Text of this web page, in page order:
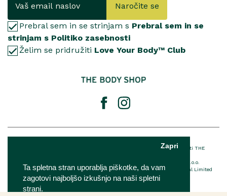
Ta spletna stran uporablja piškotke, da vam
zagotovi najboljšo izkušnjo na naši spletni
strani.
Zapri
Naročite se
Prebral sem in se strinjam s Prebral sem in se
strinjam s Politiko zasebnosti
Želim se pridružiti Love Your Body™ Club
® Registrirana blagovna znamka podjetja THE BODY SHOP LIMITED™ v lasti THE
The Body Shop franšiza je v lasti in upravljanju podjetja IQ Verde d.o.o.
Za podrobnosti o EU imenovani odgovorni osebi The Body Shop International Limited
kliknitetukaj